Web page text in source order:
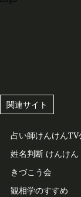
関連サイト
占い師けんけんTV
姓名判断 けんけん
きづこう会
観相学のすすめ